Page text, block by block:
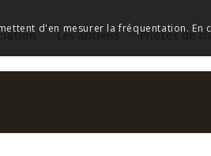
Les anciens Photos de
d'en mesurer la fréquentation. En